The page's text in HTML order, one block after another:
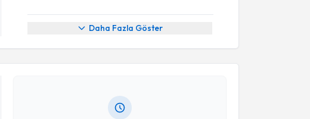
Daha Fazla Göster
Randevu Takvimi Talebi
Prof. Dr. Nesrin Moğulkoç Bishopiçin randevu takvimi talebi
oluşturun. Size bu uzmandan randevu almanız için bir takvim